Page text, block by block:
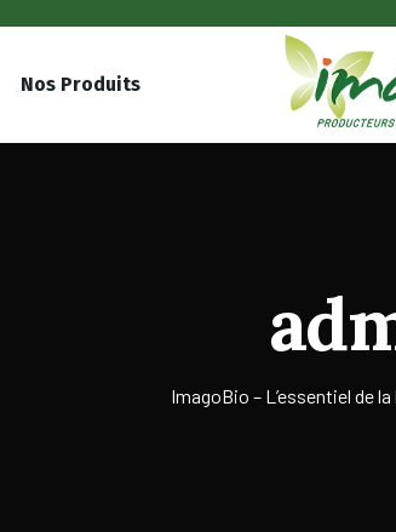
Nos Produits
ImagoBio – L’essentiel de la